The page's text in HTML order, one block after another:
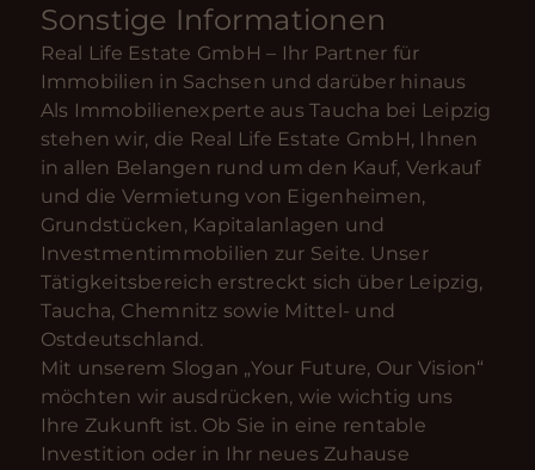
Sonstige Informationen
Real Life Estate GmbH – Ihr Partner für
Immobilien in Sachsen und darüber hinaus
Als Immobilienexperte aus Taucha bei Leipzig
stehen wir, die Real Life Estate GmbH, Ihnen
in allen Belangen rund um den Kauf, Verkauf
und die Vermietung von Eigenheimen,
Grundstücken, Kapitalanlagen und
Investmentimmobilien zur Seite. Unser
Tätigkeitsbereich erstreckt sich über Leipzig,
Taucha, Chemnitz sowie Mittel- und
Ostdeutschland.
Mit unserem Slogan „Your Future, Our Vision“
möchten wir ausdrücken, wie wichtig uns
Ihre Zukunft ist. Ob Sie in eine rentable
Investition oder in Ihr neues Zuhause